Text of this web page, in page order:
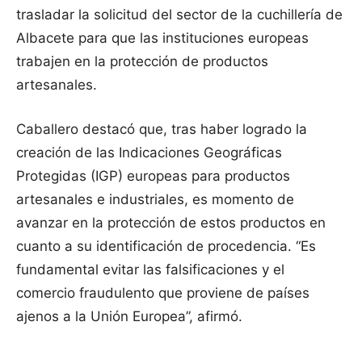
trasladar la solicitud del sector de la cuchillería de
Albacete para que las instituciones europeas
trabajen en la protección de productos
artesanales.
Caballero destacó que, tras haber logrado la
creación de las Indicaciones Geográficas
Protegidas (IGP) europeas para productos
artesanales e industriales, es momento de
avanzar en la protección de estos productos en
cuanto a su identificación de procedencia. “Es
fundamental evitar las falsificaciones y el
comercio fraudulento que proviene de países
ajenos a la Unión Europea”, afirmó.